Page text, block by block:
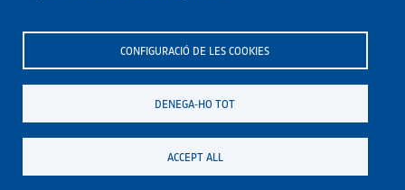
CONFIGURACIÓ DE LES COOKIES
DENEGA-HO TOT
ACCEPT ALL